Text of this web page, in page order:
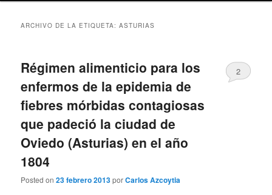
ARCHIVO DE LA ETIQUETA:ASTURIAS
Régimen alimenticio para los
enfermos de la epidemia de
fiebres mórbidas contagiosas
que padeció la ciudad de
Oviedo (Asturias) en el año
1804
Posted on23 febrero 2013porCarlos Azcoytia
2